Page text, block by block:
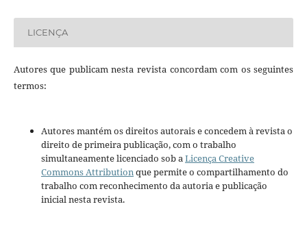
LICENÇA
Autores que publicam nesta revista concordam com os seguintes
termos:
Autores mantém os direitos autorais e concedem à revista o
direito de primeira publicação, com o trabalho
simultaneamente licenciado sob a Licença Creative
Commons Attribution que permite o compartilhamento do
trabalho com reconhecimento da autoria e publicação
inicial nesta revista.